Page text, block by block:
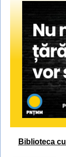
Biblioteca